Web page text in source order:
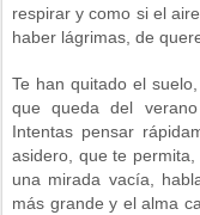
respirar y como si el
haber lágrimas, de
Te han quitado el
que queda del
Intentas pensar
asidero, que te
una mirada vacía,
más grande y el alma